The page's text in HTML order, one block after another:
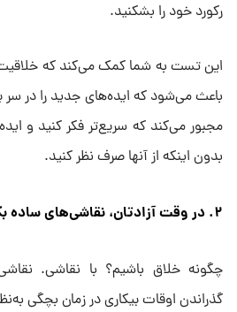
رکورد خود را بشکنید.
این تست به شما کمک می‌کند که
باعث می‌شود که ایده‌های جدید را در سر
مجبور می‌کند که سریع‌تر فکر کنید و
بدون اینکه از آنها صرف نظر کنید.
۲. در وقت آزادتان، نقاشی‌های ساده بکشید
چگونه خلاق باشیم؟ با نقاشی.
گذراندن اوقات بیکاری در زمان بچگی